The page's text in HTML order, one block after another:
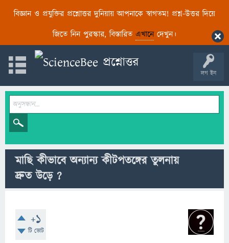
বিজ্ঞান ও প্রযুক্তির প্রশ্নোত্তর দুনিয়ায় আপনাকে স্বাগতম! প্রশ্ন-উত্তর দিয়ে
জিতে নিন পুরস্কার, বিস্তারিত এখানেদেখুন।
লগ ইন
মাছি কীভাবে অন্যান্য কীটপতঙ্গের তুলনায়
দ্রুত উড়ে ?
+1
টি ভোট